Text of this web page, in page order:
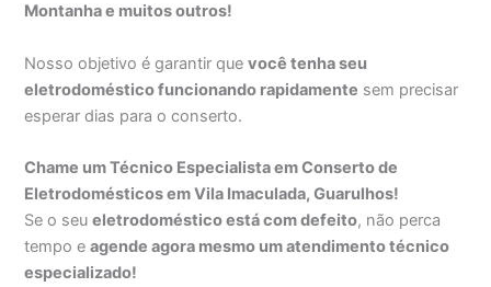
Montanha e muitos outros!
Nosso objetivo é garantir quevocê tenha seu
eletrodoméstico funcionando rapidamente sem precisar
esperar dias para o conserto.
Chame um Técnico Especialista em Conserto de
Eletrodomésticos em Vila Imaculada, Guarulhos!
Se o seueletrodoméstico está com defeito, não perca
tempo eagende agora mesmo um atendimento técnico
especializado!